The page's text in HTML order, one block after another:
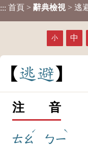
::: 首頁 > 辭典檢視 > 逃
小 中
逃避
注 音
ㄊㄠ
ˊ
ㄅㄧ
ˋ